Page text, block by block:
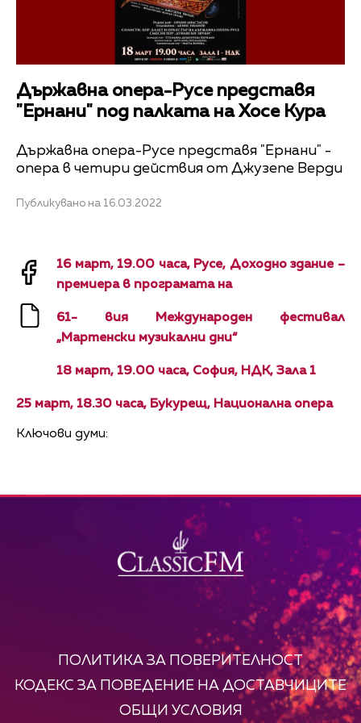
Държавна опера-Русе представя
"Ернани" под палката на Хосе Кура
Държавна опера-Русе представя "Ернани" -
опера в четири действия от Джузепе Верди
Публикувано на 16.03.2022
16 март, 19.00 часа, Русе, Доходно здание –
премиера в програмата на
61- вия Международен фестивал
„Мартенски музикални дни“
18 март, 19.00 часа, София, НДК, Зала 1
25 март, 18.30 часа, Букурещ, Национална опера
Ключови думи:
ПОЛИТИКА ЗА ПОВЕРИТЕЛНОСТ
КОДЕКС ЗА ПОВЕДЕНИЕ НА ДОСТАВЧИЦИТЕ
ОБЩИ УСЛОВИЯ